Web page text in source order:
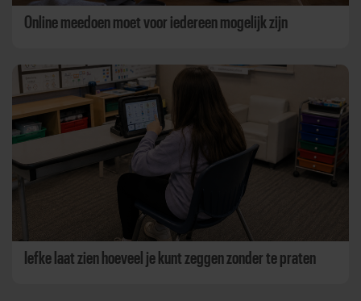
Online meedoen moet voor iedereen mogelijk zijn
Iefke laat zien hoeveel je kunt zeggen zonder te praten